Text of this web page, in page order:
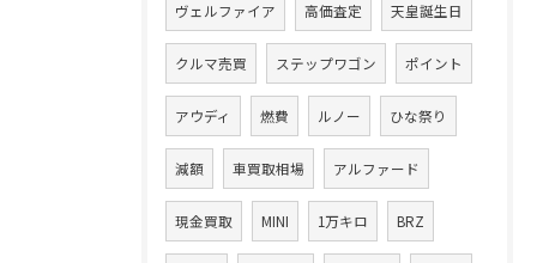
ヴェルファイア 高価査定 天皇誕生日
クルマ売買 ステップワゴン ポイント
アウディ 燃費 ルノー ひな祭り
減額 車買取相場 アルファード
現金買取 MINI 1万キロ BRZ